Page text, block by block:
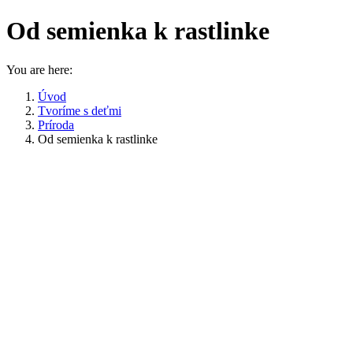
Od semienka k rastlinke
You are here:
Úvod
Tvoríme s deťmi
Príroda
Od semienka k rastlinke